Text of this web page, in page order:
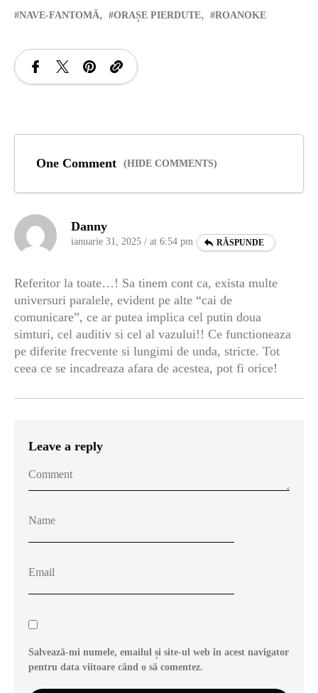
NAVE-FANTOMĂ ORAȘE PIERDUTE ROANOKE
One Comment (HIDE COMMENTS)
Danny
ianuarie 31, 2025 / at 6:54 pm RĂSPUNDE
Referitor la toate…! Sa tinem cont ca, exista multe
universuri paralele, evident pe alte “cai de
comunicare”, ce ar putea implica cel putin doua
simturi, cel auditiv si cel al vazului!! Ce functioneaza
pe diferite frecvente si lungimi de unda, stricte. Tot
ceea ce se incadreaza afara de acestea, pot fi orice!
Leave a reply
Salvează-mi numele, emailul și site-ul web în acest navigator
pentru data viitoare când o să comentez.